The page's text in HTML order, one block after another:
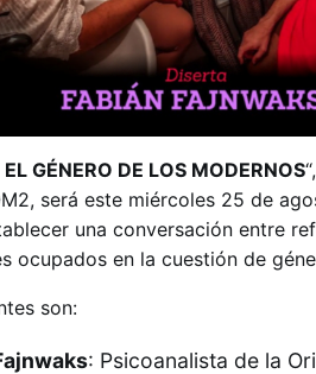
EL GÉNERO DE LOS MODERNOS
será este miércoles 25 de
una conversación entre
ocupados en la cuestión de
son:
: Psicoanalista de la